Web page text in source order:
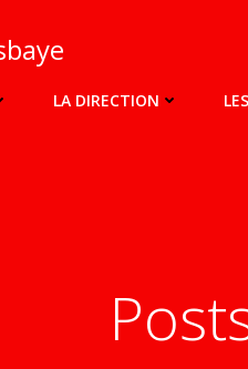
LA DIRECTION